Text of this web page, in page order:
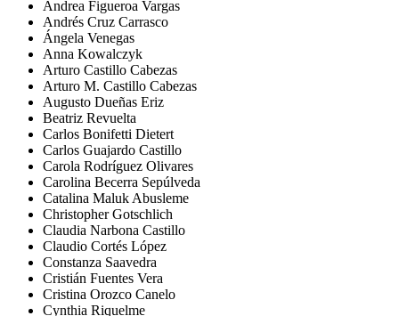
Andrea Figueroa Vargas
Andrés Cruz Carrasco
Ángela Venegas
Anna Kowalczyk
Arturo Castillo Cabezas
Arturo M. Castillo Cabezas
Augusto Dueñas Eriz
Beatriz Revuelta
Carlos Bonifetti Dietert
Carlos Guajardo Castillo
Carola Rodríguez Olivares
Carolina Becerra Sepúlveda
Catalina Maluk Abusleme
Christopher Gotschlich
Claudia Narbona Castillo
Claudio Cortés López
Constanza Saavedra
Cristián Fuentes Vera
Cristina Orozco Canelo
Cynthia Riquelme